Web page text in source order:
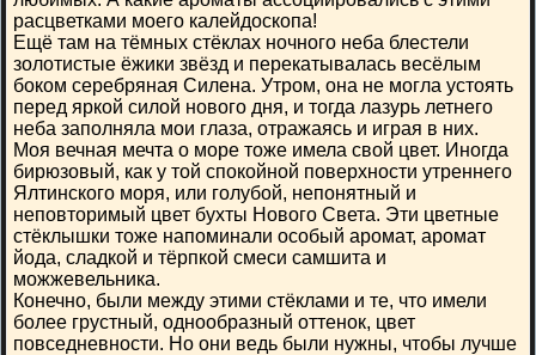
расцветками моего калейдоскопа!
Ещё там на тёмных стёклах ночного неба блестели
золотистые ёжики звёзд и перекатывалась весёлым
боком серебряная Силена. Утром, она не могла устоять
перед яркой силой нового дня, и тогда лазурь летнего
неба заполняла мои глаза, отражаясь и играя в них.
Моя вечная мечта о море тоже имела свой цвет. Иногда
бирюзовый, как у той спокойной поверхности утреннего
Ялтинского моря, или голубой, непонятный и
неповторимый цвет бухты Нового Света. Эти цветные
стёклышки тоже напоминали особый аромат, аромат
йода, сладкой и тёрпкой смеси самшита и
можжевельника.
Конечно, были между этими стёклами и те, что имели
более грустный, однообразный оттенок, цвет
повседневности. Но они ведь были нужны, чтобы лучше